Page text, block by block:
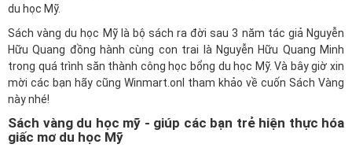
du học Mỹ.
Sách vàng du học Mỹ là bộ sách ra đời sau 3 năm tác giả Nguyễn
Hữu Quang đồng hành cùng con trai là Nguyễn Hữu Quang Minh
trong quá trình săn thành công học bổng du học Mỹ. Và bây giờ xin
mời các bạn hãy cũng Winmart.onl tham khảo về cuốn Sách Vàng
này nhé!
Sách vàng du học mỹ - giúp các bạn trẻ hiện thực hóa
giấc mơ du học Mỹ